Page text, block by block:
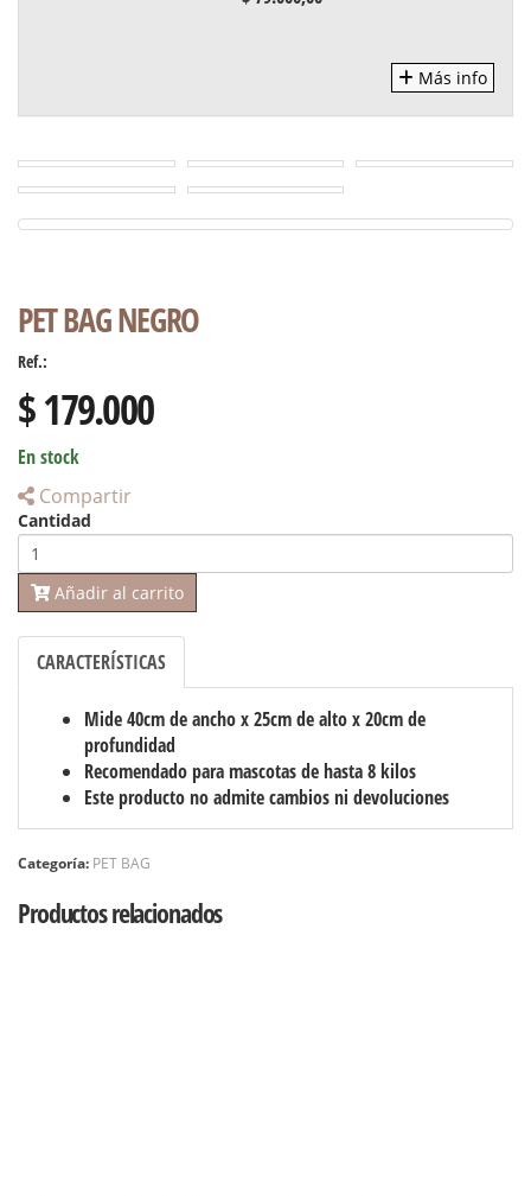
Más info
PET BAG NEGRO
Ref.:
$ 179.000
En stock
Compartir
Cantidad
Añadir al carrito
CARACTERÍSTICAS
Mide 40cm de ancho x 25cm de alto x 20cm de
profundidad
Recomendado para mascotas de hasta 8 kilos
Este producto no admite cambios ni devoluciones
Categoría: PET BAG
Productos relacionados